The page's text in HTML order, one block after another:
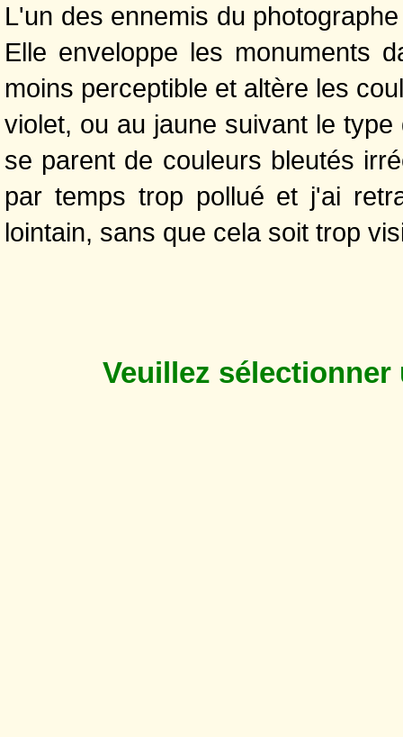
L'un des ennemis du
Elle enveloppe les monuments
moins perceptible et altère les
violet, ou au jaune suivant le
se parent de couleurs bleutés
par temps trop pollué et j'ai
lointain, sans que cela soit trop
Veuillez